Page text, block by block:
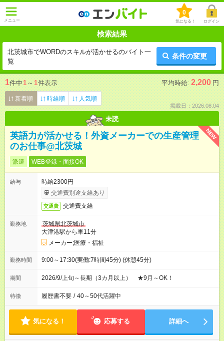
メニュー
0
気になる！ ログイン
検索結果
北茨城市でWORDのスキルが活かせるのバイト一
覧
条件の変更
1件中1 ～ 1件表示 平均時給: 2,200 円
新着順 時給順 人気順
掲載日：2026.08.04
未読
NEW
英語力が活かせる！外資メーカーでの生産管理
のお仕事@北茨城
派遣 WEB登録・面接OK
給与
時給2300円
交通費別途支給あり
交通費 交通費支給
勤務地
茨城県北茨城市
大津港駅から車11分
メーカー;医療・福祉
勤務時間 9:00～17:30(実働:7時間45分) (休憩45分)
期間 2026/9/上旬～長期（3カ月以上） ★9月～OK！
特徴 履歴書不要 / 40～50代活躍中
気になる！ 応募する 詳細へ